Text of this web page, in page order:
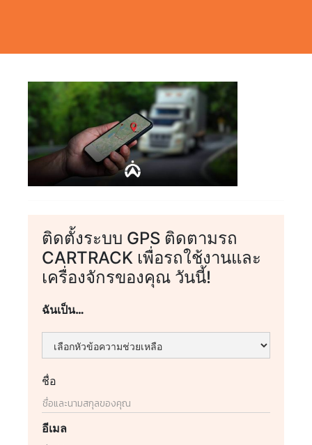
ติดตั้งระบบ GPS ติดตามรถ
CARTRACK เพื่อรถใช้งานและ
เครื่องจักรของคุณ วันนี้!
ฉันเป็น…
ชื่อ
อีเมล